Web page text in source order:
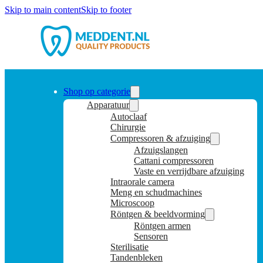
Skip to main contentSkip to footer
Shop op categorie
Apparatuur
Autoclaaf
Chirurgie
Compressoren & afzuiging
Afzuigslangen
Cattani compressoren
Vaste en verrijdbare afzuiging
Intraorale camera
Meng en schudmachines
Microscoop
Röntgen & beeldvorming
Röntgen armen
Sensoren
Sterilisatie
Tandenbleken